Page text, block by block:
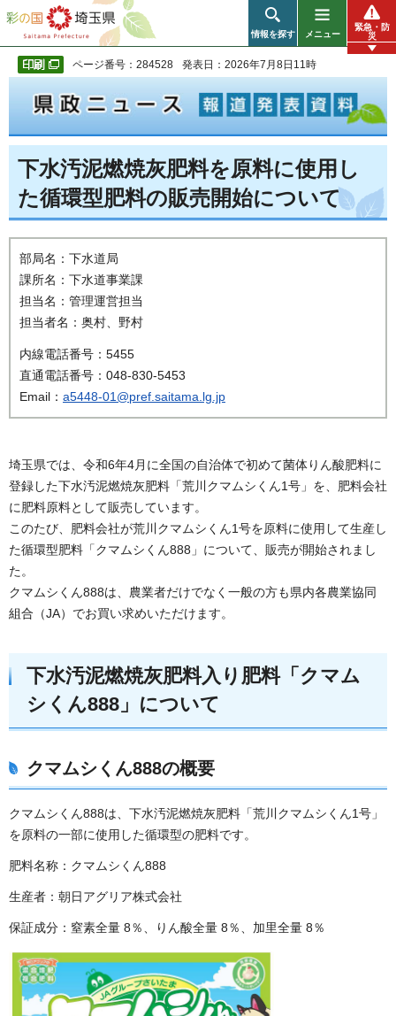
彩の国 埼玉県
情報を探す メニュー
緊急・防
災
ページ番号：284528 発表日：2026年7月8日11時
下水汚泥燃焼灰肥料を原料に使用し
た循環型肥料の販売開始について
部局名：下水道局
課所名：下水道事業課
担当名：管理運営担当
担当者名：奥村、野村
内線電話番号：5455
直通電話番号：048-830-5453
Email： a5448-01@pref.saitama.lg.jp
埼玉県では、令和6年4月に全国の自治体で初めて菌体りん酸肥料に
登録した下水汚泥燃焼灰肥料「荒川クマムシくん1号」を、肥料会社
に肥料原料として販売しています。
このたび、肥料会社が荒川クマムシくん1号を原料に使用して生産し
た循環型肥料「クマムシくん888」について、販売が開始されまし
た。
クマムシくん888は、農業者だけでなく一般の方も県内各農業協同
組合（JA）でお買い求めいただけます。
下水汚泥燃焼灰肥料入り肥料「クマム
シくん888」について
クマムシくん888の概要
クマムシくん888は、下水汚泥燃焼灰肥料「荒川クマムシくん1号」
を原料の一部に使用した循環型の肥料です。
肥料名称：クマムシくん888
生産者：朝日アグリア株式会社
保証成分：窒素全量 8％、りん酸全量 8％、加里全量 8％